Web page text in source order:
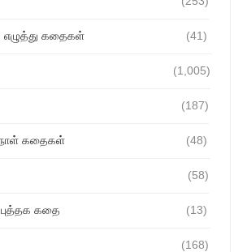
கதைகள் (41)
(1,005)
(187)
நாள் கதைகள் (48)
(58)
கதை (13)
(168)